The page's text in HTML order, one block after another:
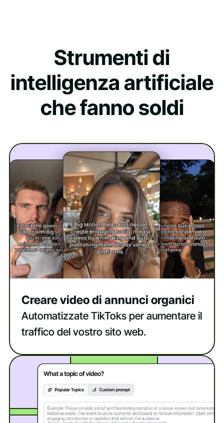
Strumenti di
intelligenza artificiale
che fanno soldi
Creare video di annunci organici
Automatizzate TikToks per aumentare il
traffico del vostro sito web.